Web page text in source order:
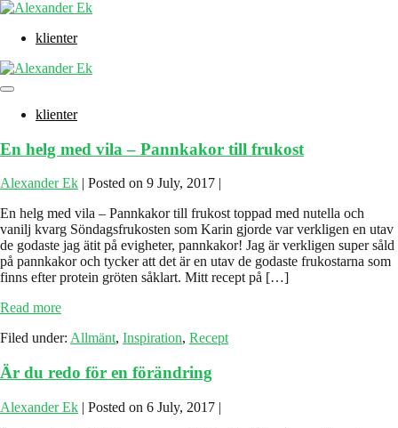
Skip
contentklienter
Menu
Toggleklienter
En helg med vila – Pannkakor till frukost
Alexander Ek | Posted on 9 July, 2017 |
En helg med vila – Pannkakor till frukost toppad med nutella och
vanilj kvarg Söndagsfrukosten som Karin gjorde var verkligen en utav
de godaste jag ätit på evigheter, pannkakor! Jag är verkligen super såld
på pannkakor och tycker att det är en utav de godaste frukostarna som
finns efter protein gröten såklart. Mitt recept på […]
Read moreEn
med
–
till
frukost
Filed under: Allmänt, Inspiration, Recept
Är du redo för en förändring
Alexander Ek | Posted on 6 July, 2017 |